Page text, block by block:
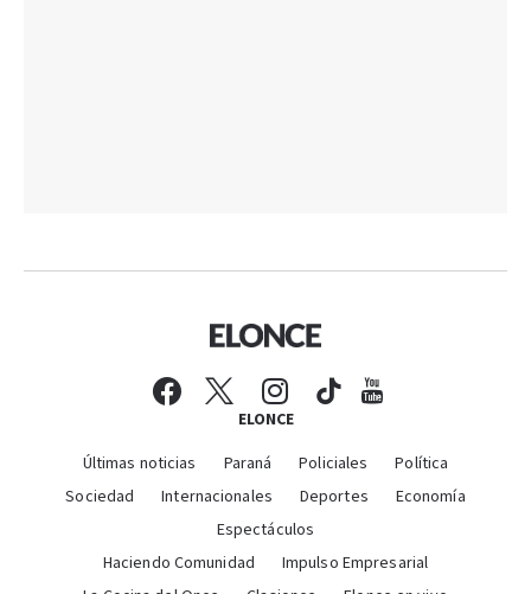
ELONCE
Últimas noticias Paraná Policiales
Política
Sociedad
Internacionales Deportes
Economía
Espectáculos
Haciendo Comunidad
Impulso Empresarial